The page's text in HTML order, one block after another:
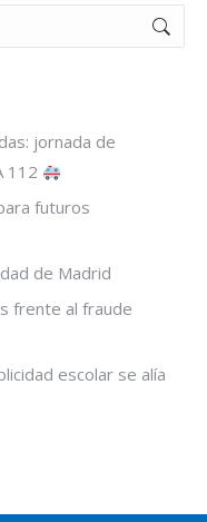
jornada de
112
futuros
de Madrid
frente al fraude
escolar se alía